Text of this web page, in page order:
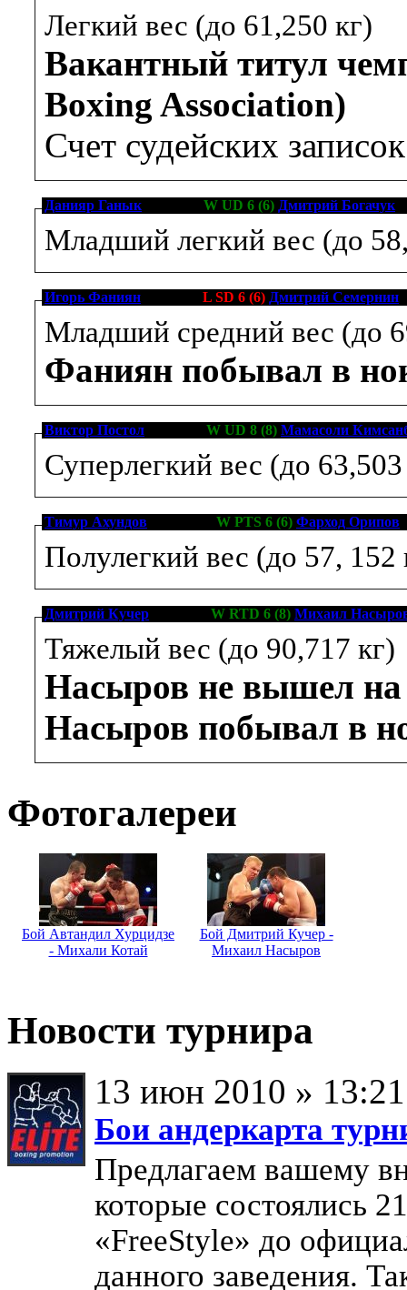
Легкий вес (до 61,250 кг)
Вакантный титул
Boxing Association)
Счет судейских
Данияр Ганык W UD 6 (6) Дмитрий Богачук
Младший легкий вес (до
Игорь Фаниян L SD 6 (6) Дмитрий Семернин
Младший средний вес (до
Фаниян побывал в
Виктор Постол W UD 8 (8) Мамасоли
Суперлегкий вес (до
Тимур Ахундов W PTS 6 (6) Фарход Орипов
Полулегкий вес (до 57, 152
Дмитрий Кучер W RTD 6 (8) Михаил
Тяжелый вес (до 90,717 кг)
Насыров не вышел на
Насыров побывал в
Фотогалереи
Бой Автандил Хурцидзе
- Михали Котай
Бой Дмитрий Кучер -
Михаил Насыров
Новости турнира
13 июн 2010 » 13:21
Бои андеркарта
Предлагаем вашему
которые состоялись
«FreeStyle» до
данного заведения.